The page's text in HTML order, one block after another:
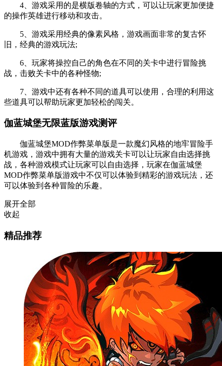
4、游戏采用的是横版卷轴的方式，可以让玩家更加便捷
的操作英雄进行移动和攻击。
5、游戏采用经典的像素风格，游戏画面非常的复古怀
旧，经典的游戏玩法;
6、玩家将操控自己的角色在不同的关卡中进行冒险挑
战，击败关卡中的各种怪物;
7、游戏中还有各种不同的道具可以使用，合理的利用这
些道具可以帮助玩家更加轻松的闯关。
伽蓝城堡无限蓝版游戏测评
伽蓝城堡MOD作弊菜单版是一款魔幻风格的地牢冒险手
机游戏，游戏中拥有大量的游戏关卡可以让玩家自由选择挑
战，各种游戏模式让玩家可以自由选择，玩家在伽蓝城堡
MOD作弊菜单版游戏中不仅可以体验到精彩的游戏玩法，还
可以体验到各种冒险的乐趣。
展开全部
收起
精品推荐